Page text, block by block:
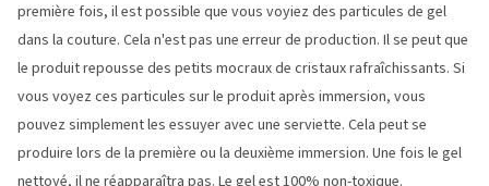
première fois, il est possible que vous voyiez des particules de gel
dans la couture. Cela n'est pas une erreur de production. Il se peut que
le produit repousse des petits mocraux de cristaux rafraîchissants. Si
vous voyez ces particules sur le produit après immersion, vous
pouvez simplement les essuyer avec une serviette. Cela peut se
produire lors de la première ou la deuxième immersion. Une fois le gel
nettoyé, il ne réapparaîtra pas. Le gel est 100% non-toxique.